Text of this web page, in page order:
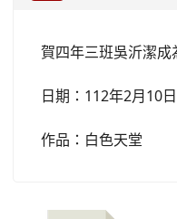
賀四年三班吳沂潔
日期：112年2月10日
作品：白色天堂